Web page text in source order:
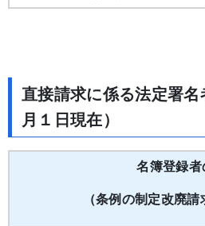
直接請求に係る法定署名
月１日現在）
名簿登録
（条例の制定改廃